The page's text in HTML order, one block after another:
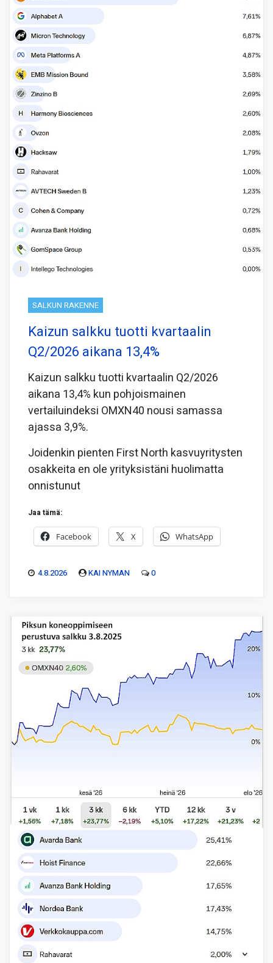
SALKUN RAKENNE
Kaizun salkku tuotti kvartaalin
Q2/2026 aikana 13,4%
Kaizun salkku tuotti kvartaalin Q2/2026
aikana 13,4% kun pohjoismainen
vertailuindeksi OMXN40 nousi samassa
ajassa 3,9%.
Joidenkin pienten First North kasvuyritysten
osakkeita en ole yrityksistäni huolimatta
onnistunut
Jaa tämä:
Facebook X WhatsApp
4.8.2026 KAI NYMAN 0